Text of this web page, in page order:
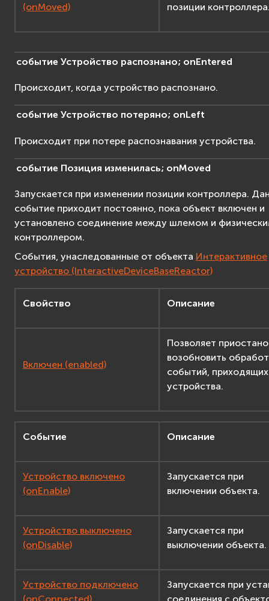
(onMoved)
позиции
событие Устройство распознано; onEntered
Происходит, когда устройство распознано.
событие Устройство потеряно; onLeft
Происходит при потере распознавания устройства.
событие Позиция изменилась; onMoved
Запускается при изменении позиции контроллера.
событие приходит постоянно, пока объект включен и
установлено соединение между шлемом и
контроллером.
События, унаследованные от объекта Интерактивное
устройство (InteractiveDeviceBaseReactor)
Свойство Описание
Включен (enabled)
Позволяет
возобновить
событий,
устройства.
Событие Описание
Устройство включено
(onEnable)
Запускается при
включении объекта.
Устройство выключено
(onDisable)
Запускается при
выключении объекта.
Устройство подключено
Запускается при